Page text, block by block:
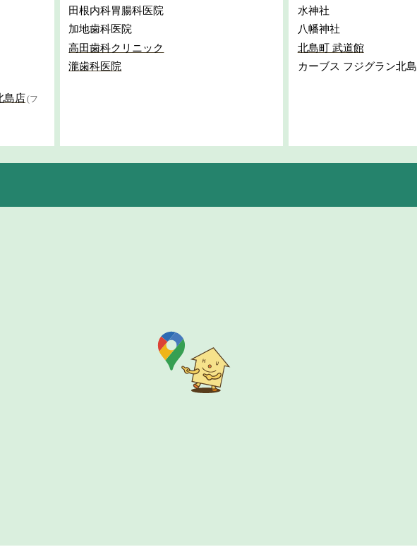
島店(フ
田根内科胃腸科医院
加地歯科医院
高田歯科クリニック
瀧歯科医院
水神社
八幡神社
北島町 武道館
カーブス フジグラン北島